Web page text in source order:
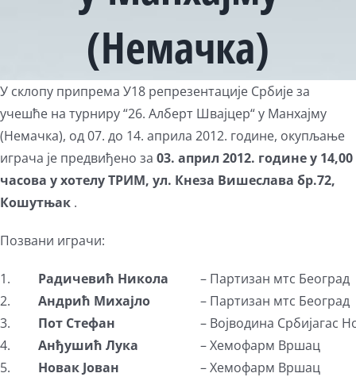
(Немачка)
У склопу припрема У18 репрезентације Србије за
учешће на турниру “26. Алберт Швајцер“ у Манхајму
(Немачка), од 07. до 14. априла 2012. године, окупљање
играча је предвиђено за 03. април 2012. године у 14,00
часова у хотелу ТРИМ, ул. Кнеза Вишеслава бр.72,
Кошутњак .
Позвани играчи:
1.
2.
3.
4.
5.
Радичевић Никола
Андрић Михајло
Пот Стефан
Анђушић Лука
Новак Јован
– Партизан мтс Београд
– Партизан мтс Београд
– Војводина Србијагас
– Хемофарм Вршац
– Хемофарм Вршац